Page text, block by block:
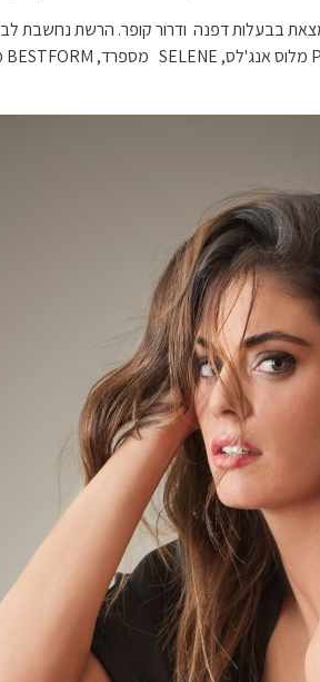
הארץ, נמצאת בבעלות דפנה ודרור קופר. הרשת